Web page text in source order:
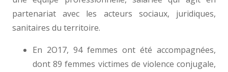
partenariat avec les acteurs sociaux, juridiques,
sanitaires du territoire.
En 2O17, 94 femmes ont été accompagnées,
dont 89 femmes victimes de violence conjugale,